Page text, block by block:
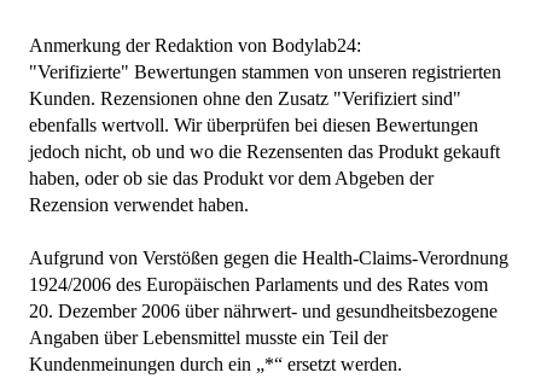
Anmerkung der Redaktion von Bodylab24:
"Verifizierte" Bewertungen stammen von unseren registrierten
Kunden. Rezensionen ohne den Zusatz "Verifiziert sind"
ebenfalls wertvoll. Wir überprüfen bei diesen Bewertungen
jedoch nicht, ob und wo die Rezensenten das Produkt gekauft
haben, oder ob sie das Produkt vor dem Abgeben der
Rezension verwendet haben.
Aufgrund von Verstößen gegen die Health-Claims-Verordnung
1924/2006 des Europäischen Parlaments und des Rates vom
20. Dezember 2006 über nährwert- und gesundheitsbezogene
Angaben über Lebensmittel musste ein Teil der
Kundenmeinungen durch ein „*“ ersetzt werden.